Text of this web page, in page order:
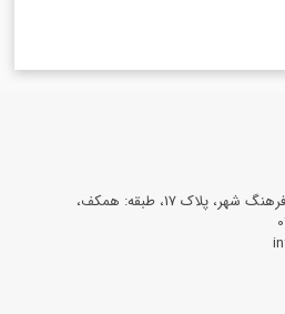
پلاک 17، طبقه: همکف،